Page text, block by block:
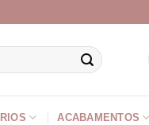
ACABAMENTOS